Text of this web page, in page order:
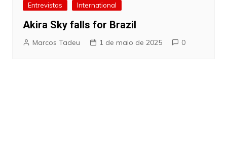
Entrevistas International
Akira Sky falls for Brazil
Marcos Tadeu 1 de maio de 2025 0